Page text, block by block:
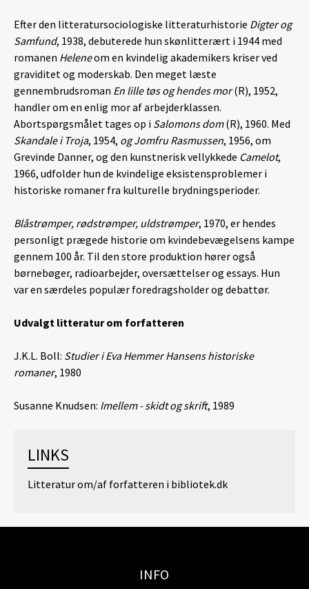
Efter den litteratursociologiske litteraturhistorie Digter og
Samfund, 1938, debuterede hun skønlitterært i 1944 med
romanen Heleneom en kvindelig akademikers kriser ved
graviditet og moderskab. Den meget læste
gennembrudsroman En lille tøs og hendes mor(R), 1952,
handler om en enlig mor af arbejderklassen.
Abortspørgsmålet tages op i Salomons dom(R), 1960. Med
Skandale i Troja, 1954, og Jomfru Rasmussen, 1956, om
Grevinde Danner, og den kunstnerisk vellykkede Camelot,
1966, udfolder hun de kvindelige eksistensproblemer i
historiske romaner fra kulturelle brydningsperioder.
Blåstrømper, rødstrømper, uldstrømper, 1970, er hendes
personligt prægede historie om kvindebevægelsens kampe
gennem 100 år. Til den store produktion hører også
børnebøger, radioarbejder, oversættelser og essays. Hun
var en særdeles populær foredragsholder og debattør.
Udvalgt litteratur om forfatteren
J.K.L. Boll: Studier i Eva Hemmer Hansens historiske
romaner, 1980
Susanne Knudsen: Imellem - skidt og skrift, 1989
LINKS
Litteratur om/af forfatteren i bibliotek.dk
INFO